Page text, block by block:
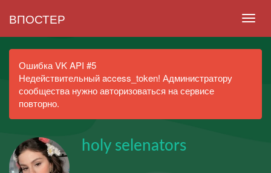
ВПОСТЕР
Ошибка VK API #5
Недействительный access_token! Администратору
сообщества нужно авторизоваться на сервисе
повторно.
holy selenators